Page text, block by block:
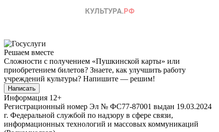
Решаем вместе
Сложности с получением «Пушкинской карты» или
приобретением билетов? Знаете, как улучшить работу
учреждений культуры? Напишите — решим!
Написать
Информация 12+
Регистрационный номер Эл № ФС77-87001 выдан 19.03.2024
г. Федеральной службой по надзору в сфере связи,
информационных технологий и массовых коммуникаций